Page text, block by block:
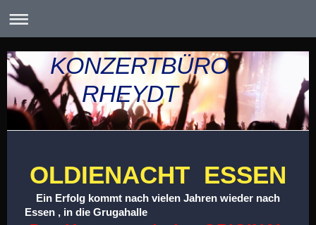
KONZERTBÜRO
RHEYDT
OLDIENACHT ESSEN
Ein Erfolg kommt nach vielen Jahren wieder nach
Essen , in die Grugahalle